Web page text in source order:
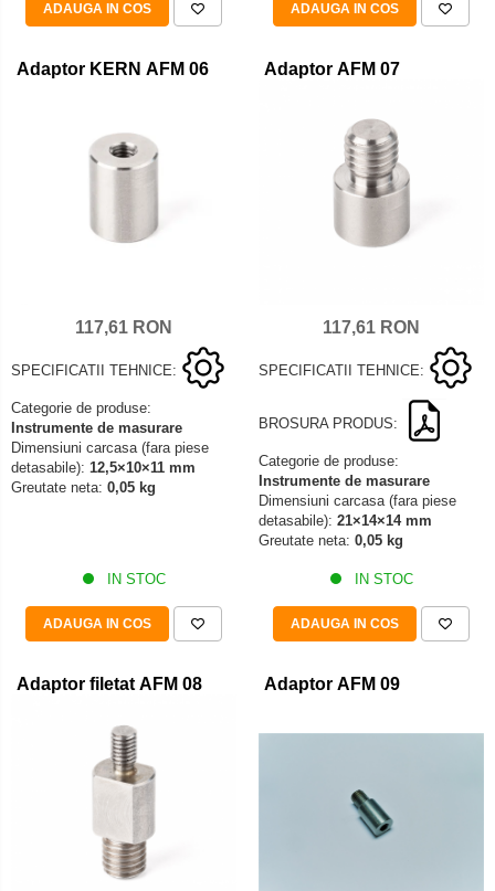
ADAUGA IN COS ADAUGA IN COS
Adaptor KERN AFM 06
117,61 RON
SPECIFICATII TEHNICE:
Categorie de produse:
Instrumente de masurare
Dimensiuni carcasa (fara piese
detasabile): 12,5×10×11 mm
Greutate neta: 0,05 kg
IN STOC
ADAUGA IN COS
Adaptor AFM 07
117,61 RON
SPECIFICATII TEHNICE:
BROSURA PRODUS:
Categorie de produse:
Instrumente de masurare
Dimensiuni carcasa (fara piese
detasabile): 21×14×14 mm
Greutate neta: 0,05 kg
IN STOC
ADAUGA IN COS
Adaptor filetat AFM 08 Adaptor AFM 09